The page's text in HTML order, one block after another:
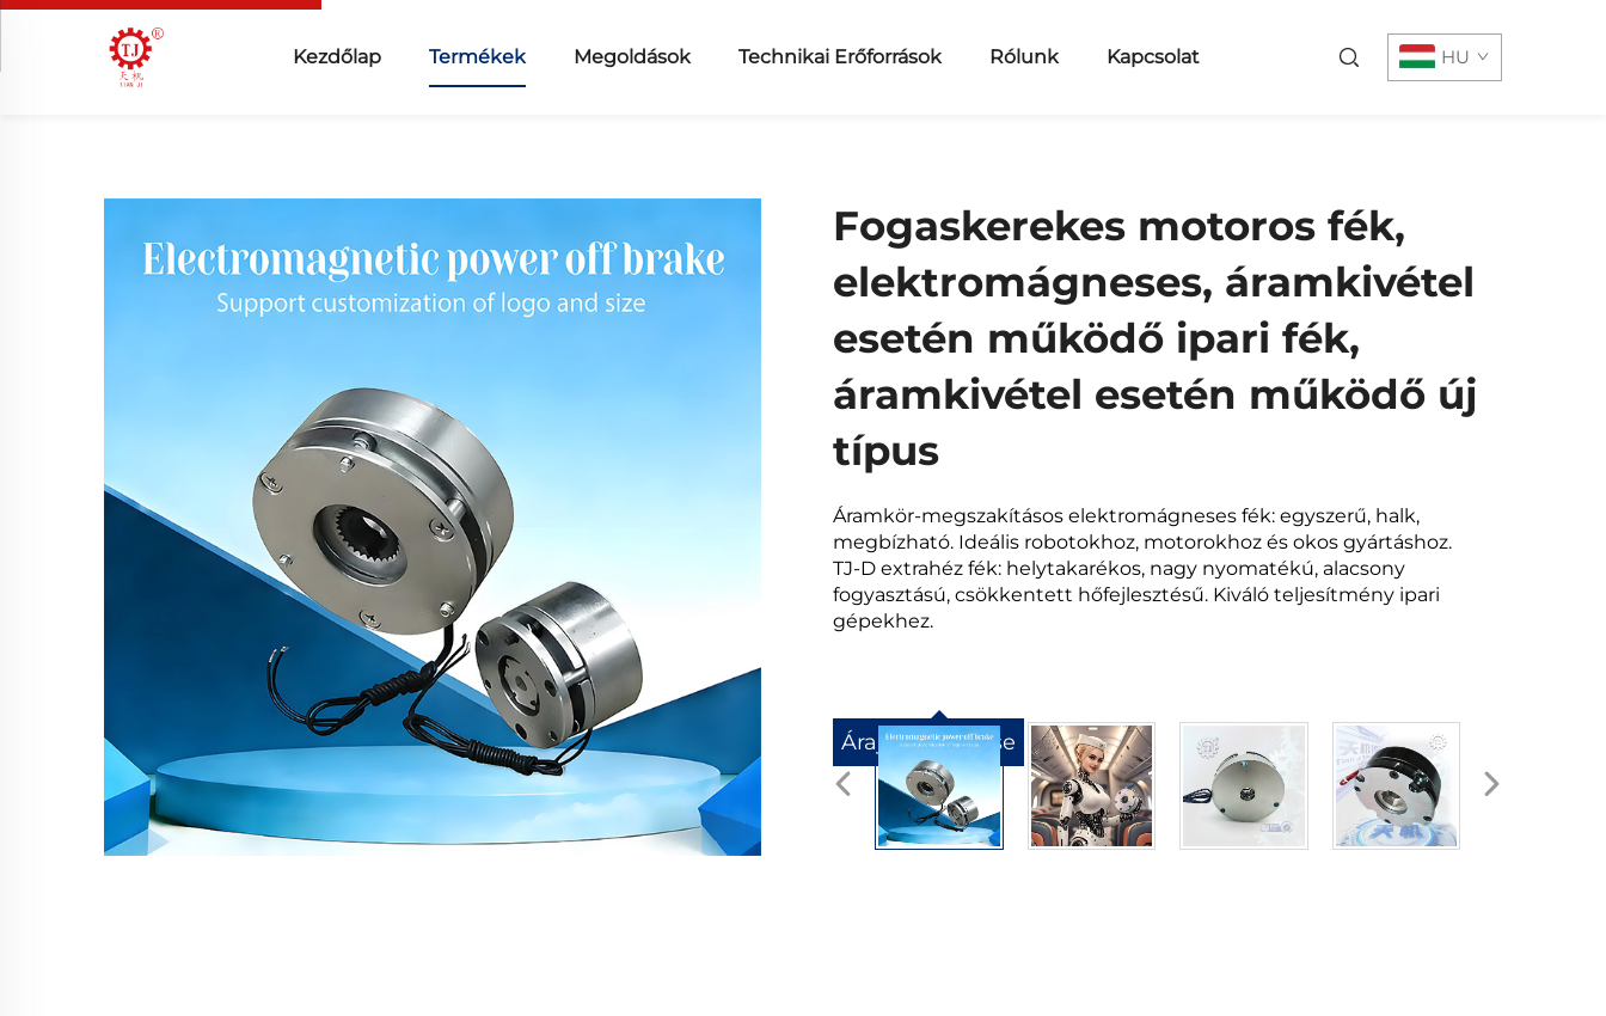
Kezdőlap Termékek Megoldások Technikai Erőforrások Rólunk Kapcsolat HU
Fogaskerekes motoros fék,
elektromágneses, áramkivétel
esetén működő ipari fék,
áramkivétel esetén működő új
típus
Áramkör-megszakításos elektromágneses fék: egyszerű, halk,
megbízható. Ideális robotokhoz, motorokhoz és okos gyártáshoz.
TJ-D extrahéz fék: helytakarékos, nagy nyomatékú, alacsony
fogyasztású, csökkentett hőfejlesztésű. Kiváló teljesítmény ipari
gépekhez.
Árajánlat kérése